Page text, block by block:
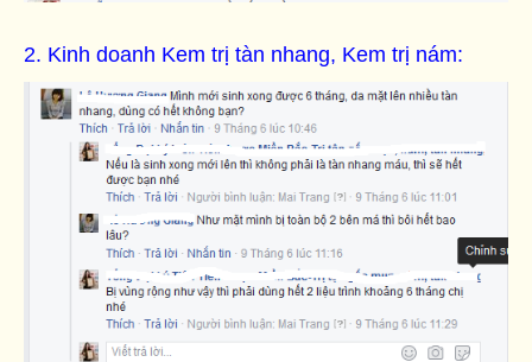
2. Kinh doanh Kem trị tàn nhang, Kem trị nám: